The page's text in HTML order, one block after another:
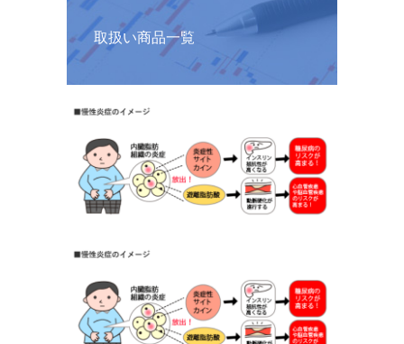
取扱い商品一覧